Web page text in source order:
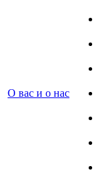
О вас и о нас